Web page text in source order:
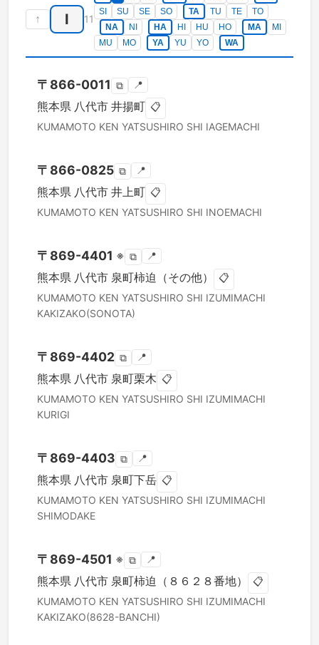
↑ I 11
SI
SU SE SO TA TU TE
TO
NA
NI HA HI HU HO MA
MI
MU
MO YA YU YO WA
〒 866-0011 ⧉ 📍
熊本県 八代市 井揚町 📋
KUMAMOTO KEN YATSUSHIRO SHI IAGEMACHI
〒 866-0825 ⧉ 📍
熊本県 八代市 井上町 📋
KUMAMOTO KEN YATSUSHIRO SHI INOEMACHI
〒 869-4401 ※ ⧉ 📍
熊本県 八代市 泉町柿迫（その他） 📋
KUMAMOTO KEN YATSUSHIRO SHI IZUMIMACHI
KAKIZAKO(SONOTA)
〒 869-4402 ⧉ 📍
熊本県 八代市 泉町栗木 📋
KUMAMOTO KEN YATSUSHIRO SHI IZUMIMACHI
KURIGI
〒 869-4403 ⧉ 📍
熊本県 八代市 泉町下岳 📋
KUMAMOTO KEN YATSUSHIRO SHI IZUMIMACHI
SHIMODAKE
〒 869-4501 ※ ⧉ 📍
熊本県 八代市 泉町柿迫（８６２８番地） 📋
KUMAMOTO KEN YATSUSHIRO SHI IZUMIMACHI
KAKIZAKO(8628-BANCHI)